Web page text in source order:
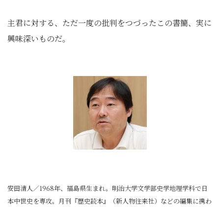
主君に対する、ただ一度の批判をつづったこの書簡、実に
興味深いものだ。
安田清人／1968年、福島県生まれ。明治大学文学部史学地理学科で日
本中世史を専攻。月刊『歴史読本』（新人物往来社）などの編集に携わ